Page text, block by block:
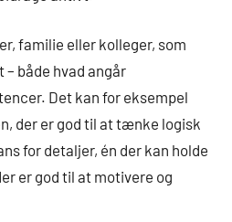
familie eller kolleger, som
både hvad angår
Det kan for eksempel
der er god til at tænke logisk
for detaljer, én der kan holde
er god til at motivere og